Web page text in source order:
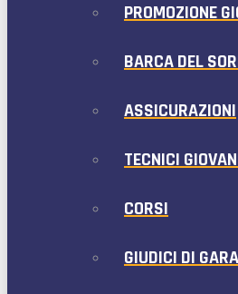
PROMOZIONE
BARCA DEL
ASSICURAZIONI
TECNICI
CORSI
GIUDICI DI GARA